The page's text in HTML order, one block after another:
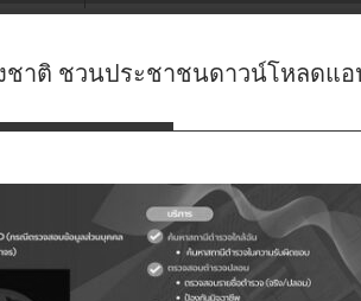
าติ ชวนประชาชนดาวน์โหลดแอป